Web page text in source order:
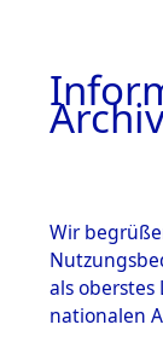
Wir
als
nationalen